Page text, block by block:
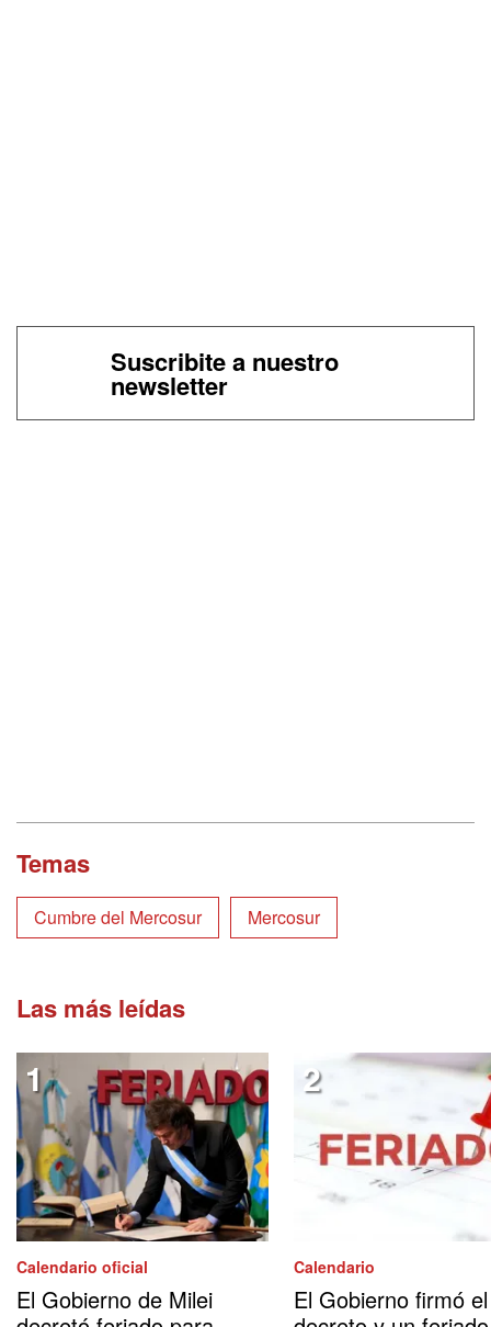
Suscribite a nuestro
newsletter
Temas
Cumbre del Mercosur Mercosur
Las más leídas
Calendario oficial
El Gobierno de Milei
Calendario
El Gobierno firmó el